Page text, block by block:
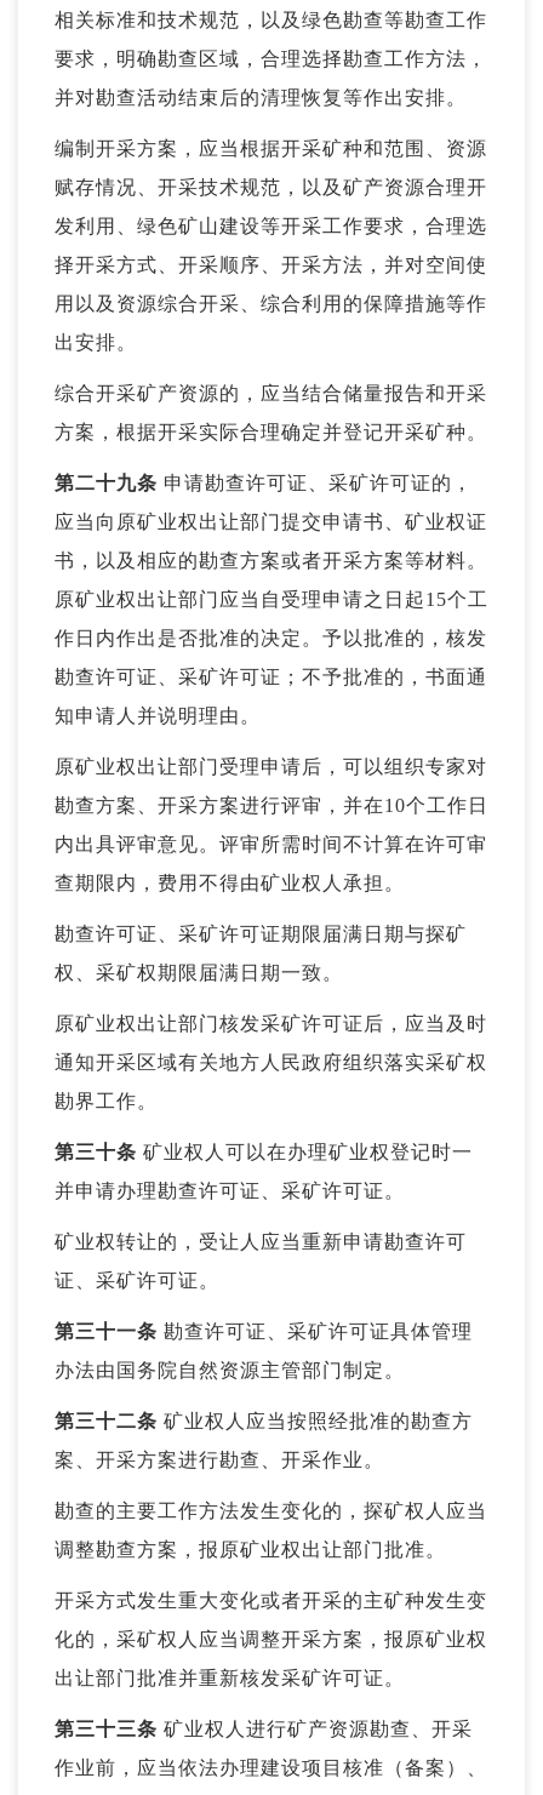
相关标准和技术规范，以及绿色勘查等勘查工作
要求，明确勘查区域，合理选择勘查工作方法，
并对勘查活动结束后的清理恢复等作出安排。
编制开采方案，应当根据开采矿种和范围、资源
赋存情况、开采技术规范，以及矿产资源合理开
发利用、绿色矿山建设等开采工作要求，合理选
择开采方式、开采顺序、开采方法，并对空间使
用以及资源综合开采、综合利用的保障措施等作
出安排。
综合开采矿产资源的，应当结合储量报告和开采
方案，根据开采实际合理确定并登记开采矿种。
第二十九条 申请勘查许可证、采矿许可证的，
应当向原矿业权出让部门提交申请书、矿业权证
书，以及相应的勘查方案或者开采方案等材料。
原矿业权出让部门应当自受理申请之日起15个工
作日内作出是否批准的决定。予以批准的，核发
勘查许可证、采矿许可证；不予批准的，书面通
知申请人并说明理由。
原矿业权出让部门受理申请后，可以组织专家对
勘查方案、开采方案进行评审，并在10个工作日
内出具评审意见。评审所需时间不计算在许可审
查期限内，费用不得由矿业权人承担。
勘查许可证、采矿许可证期限届满日期与探矿
权、采矿权期限届满日期一致。
原矿业权出让部门核发采矿许可证后，应当及时
通知开采区域有关地方人民政府组织落实采矿权
勘界工作。
第三十条 矿业权人可以在办理矿业权登记时一
并申请办理勘查许可证、采矿许可证。
矿业权转让的，受让人应当重新申请勘查许可
证、采矿许可证。
第三十一条 勘查许可证、采矿许可证具体管理
办法由国务院自然资源主管部门制定。
第三十二条 矿业权人应当按照经批准的勘查方
案、开采方案进行勘查、开采作业。
勘查的主要工作方法发生变化的，探矿权人应当
调整勘查方案，报原矿业权出让部门批准。
开采方式发生重大变化或者开采的主矿种发生变
化的，采矿权人应当调整开采方案，报原矿业权
出让部门批准并重新核发采矿许可证。
第三十三条 矿业权人进行矿产资源勘查、开采
作业前，应当依法办理建设项目核准（备案）、